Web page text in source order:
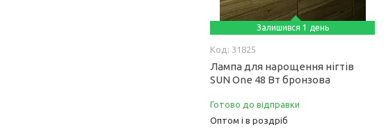
Залишився 1 день
31825
Лампа для нарощення нігтів
SUN One 48 Вт бронзова
Готово до відправки
Оптом і в роздріб